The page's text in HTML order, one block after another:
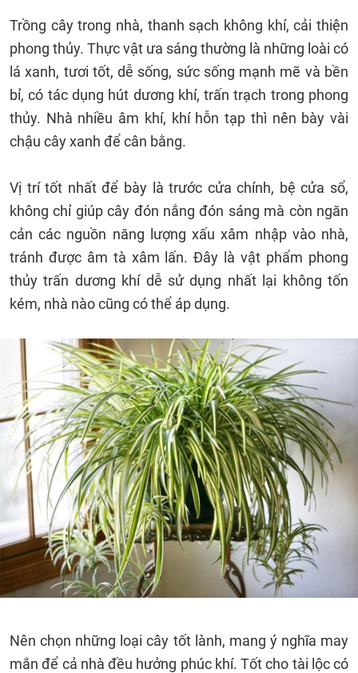
Trồng cây trong nhà, thanh sạch không khí, cải thiện
phong thủy. Thực vật ưa sáng thường là những loài có
lá xanh, tươi tốt, dễ sống, sức sống mạnh mẽ và bền
bỉ, có tác dụng hút dương khí, trấn trạch trong phong
thủy. Nhà nhiều âm khí, khí hỗn tạp thì nên bày vài
chậu cây xanh để cân bằng.
Vị trí tốt nhất để bày là trước cửa chính, bệ cửa sổ,
không chỉ giúp cây đón nắng đón sáng mà còn ngăn
cản các nguồn năng lượng xấu xâm nhập vào nhà,
tránh được âm tà xâm lấn. Đây là vật phẩm phong
thủy trấn dương khí dễ sử dụng nhất lại không tốn
kém, nhà nào cũng có thể áp dụng.
Nên chọn những loại cây tốt lành, mang ý nghĩa may
mắn để cả nhà đều hưởng phúc khí. Tốt cho tài lộc có